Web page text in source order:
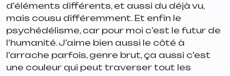
d’éléments différents, et aussi du déjà vu,
mais cousu différemment. Et enfin le
psychédélisme, car pour moi c’est le futur de
l’humanité. J’aime bien aussi le côté à
l’arrache parfois, genre brut, ça aussi c’est
une couleur qui peut traverser tout les